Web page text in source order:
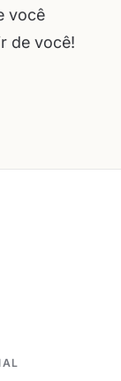
você
de você!